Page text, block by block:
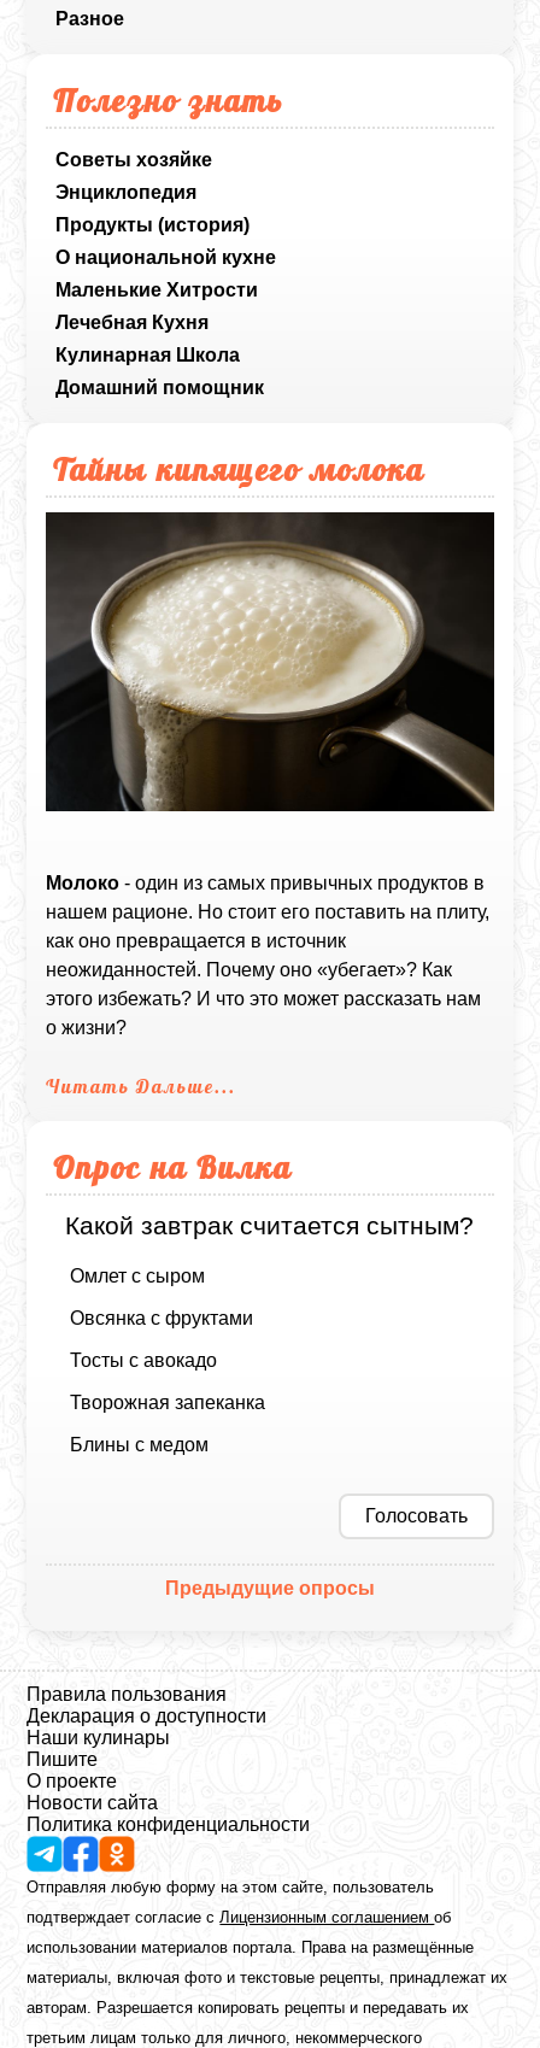
Разное
Полезно знать
Советы хозяйке
Энциклопедия
Продукты (история)
О национальной кухне
Маленькие Хитрости
Лечебная Кухня
Кулинарная Школа
Домашний помощник
Тайны кипящего молока
Молоко - один из самых привычных продуктов в
нашем рационе. Но стоит его поставить на плиту,
как оно превращается в источник
неожиданностей. Почему оно «убегает»? Как
этого избежать? И что это может рассказать нам
о жизни?
Читать Дальше...
Опрос на Вилка
Какой завтрак считается сытным?
Омлет с сыром
Овсянка с фруктами
Тосты с авокадо
Творожная запеканка
Блины с медом
Голосовать
Предыдущие опросы
Правила пользования
Декларация о доступности
Наши кулинары
Пишите
О проекте
Новости сайта
Политика конфиденциальности
Отправляя любую форму на этом сайте, пользователь
подтверждает согласие сЛицензионным соглашениемоб
использовании материалов портала. Права на размещённые
материалы, включая фото и текстовые рецепты, принадлежат их
авторам. Разрешается копировать рецепты и передавать их
третьим лицам только для личного, некоммерческого